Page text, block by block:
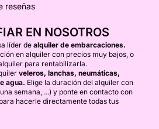
reseñas
EN NOSOTROS
líder de alquiler de embarcaciones.
en alquiler con precios muy bajos, o
para rentabilizarla.
veleros, lanchas, neumáticas,
agua. Elige la duración del alquiler con
semana, ...) y ponte en contacto con
hacerle directamente todas tus